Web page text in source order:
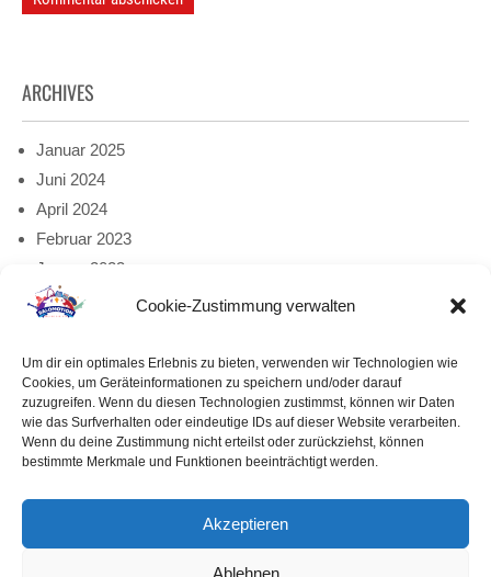
Cookie-Zustimmung verwalten
Um dir ein optimales Erlebnis zu bieten, verwenden wir Technologien wie
Cookies, um Geräteinformationen zu speichern und/oder darauf
zuzugreifen. Wenn du diesen Technologien zustimmst, können wir Daten
wie das Surfverhalten oder eindeutige IDs auf dieser Website verarbeiten.
Wenn du deine Zustimmung nicht erteilst oder zurückziehst, können
bestimmte Merkmale und Funktionen beeinträchtigt werden.
Akzeptieren
Ablehnen
ARCHIVES
Januar 2025
Juni 2024
April 2024
Februar 2023
Januar 2023
Dezember 2022
META
Anmelden
Start Allgemeine Informationen
Die Mitte der USA
USA-SÜDEN USA-WESTEN